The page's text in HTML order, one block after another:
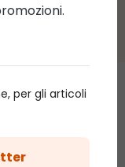
per gli articoli
anche